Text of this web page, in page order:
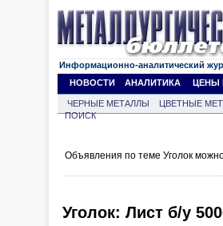
Информационно-аналитический
НОВОСТИ
АНАЛИТИКА ЦЕНЫ
ЧЕРНЫЕ МЕТАЛЛЫ ЦВЕТНЫЕ
ПОИСК
Объявления по теме Уголок
Уголок: Лист б/у